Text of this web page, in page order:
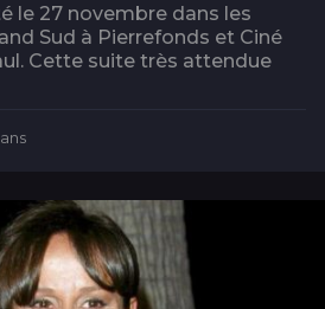
le 27 novembre dans les
Sud à Pierrefonds et Ciné
Cette suite très attendue
s